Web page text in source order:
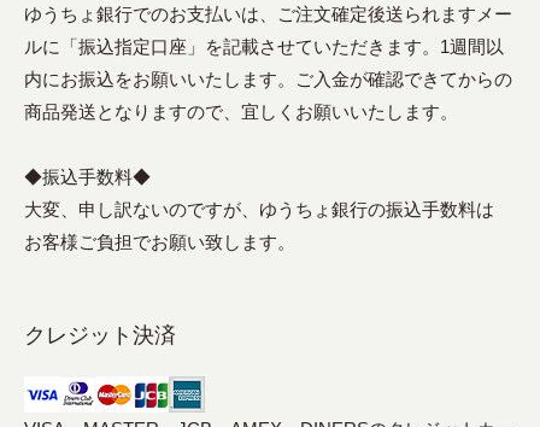
ゆうちょ銀行でのお支払いは、ご注文確定後送られますメー
ルに「振込指定口座」を記載させていただきます。1週間以
内にお振込をお願いいたします。ご入金が確認できてからの
商品発送となりますので、宜しくお願いいたします。
◆振込手数料◆
大変、申し訳ないのですが、ゆうちょ銀行の振込手数料は
お客様ご負担でお願い致します。
クレジット決済